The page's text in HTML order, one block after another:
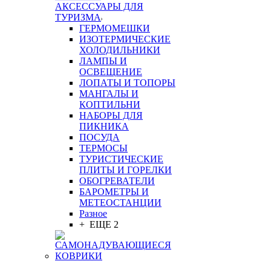
АКСЕССУАРЫ ДЛЯ
ТУРИЗМА
ГЕРМОМЕШКИ
ИЗОТЕРМИЧЕСКИЕ
ХОЛОДИЛЬНИКИ
ЛАМПЫ И
ОСВЕЩЕНИЕ
ЛОПАТЫ И ТОПОРЫ
МАНГАЛЫ И
КОПТИЛЬНИ
НАБОРЫ ДЛЯ
ПИКНИКА
ПОСУДА
ТЕРМОСЫ
ТУРИСТИЧЕСКИЕ
ПЛИТЫ И ГОРЕЛКИ
ОБОГРЕВАТЕЛИ
БАРОМЕТРЫ И
МЕТЕОСТАНЦИИ
Разное
+ ЕЩЕ 2